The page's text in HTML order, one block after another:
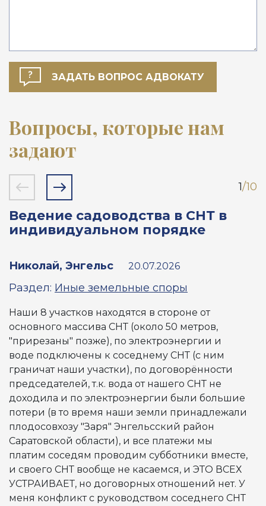
Вопросы, которые нам
задают
1/10
Ведение садоводства в СНТ в
индивидуальном порядке
Николай, Энгельс 20.07.2026
Раздел: Иные земельные споры
Наши 8 участков находятся в стороне от
основного массива СНТ (около 50 метров,
"прирезаны" позже), по электроэнергии и
воде подключены к соседнему СНТ (с ним
граничат наши участки), по договорённости
председателей, т.к. вода от нашего СНТ не
доходила и по электроэнергии были большие
потери (в то время наши земли принадлежали
плодосовхозу "Заря" Энгельсский район
Саратовской области), и все платежи мы
платим соседям проводим субботники вместе,
и своего СНТ вообще не касаемся, и ЭТО ВСЕХ
УСТРАИВАЕТ, но договорных отношений нет. У
меня конфликт с руководством соседнего СНТ